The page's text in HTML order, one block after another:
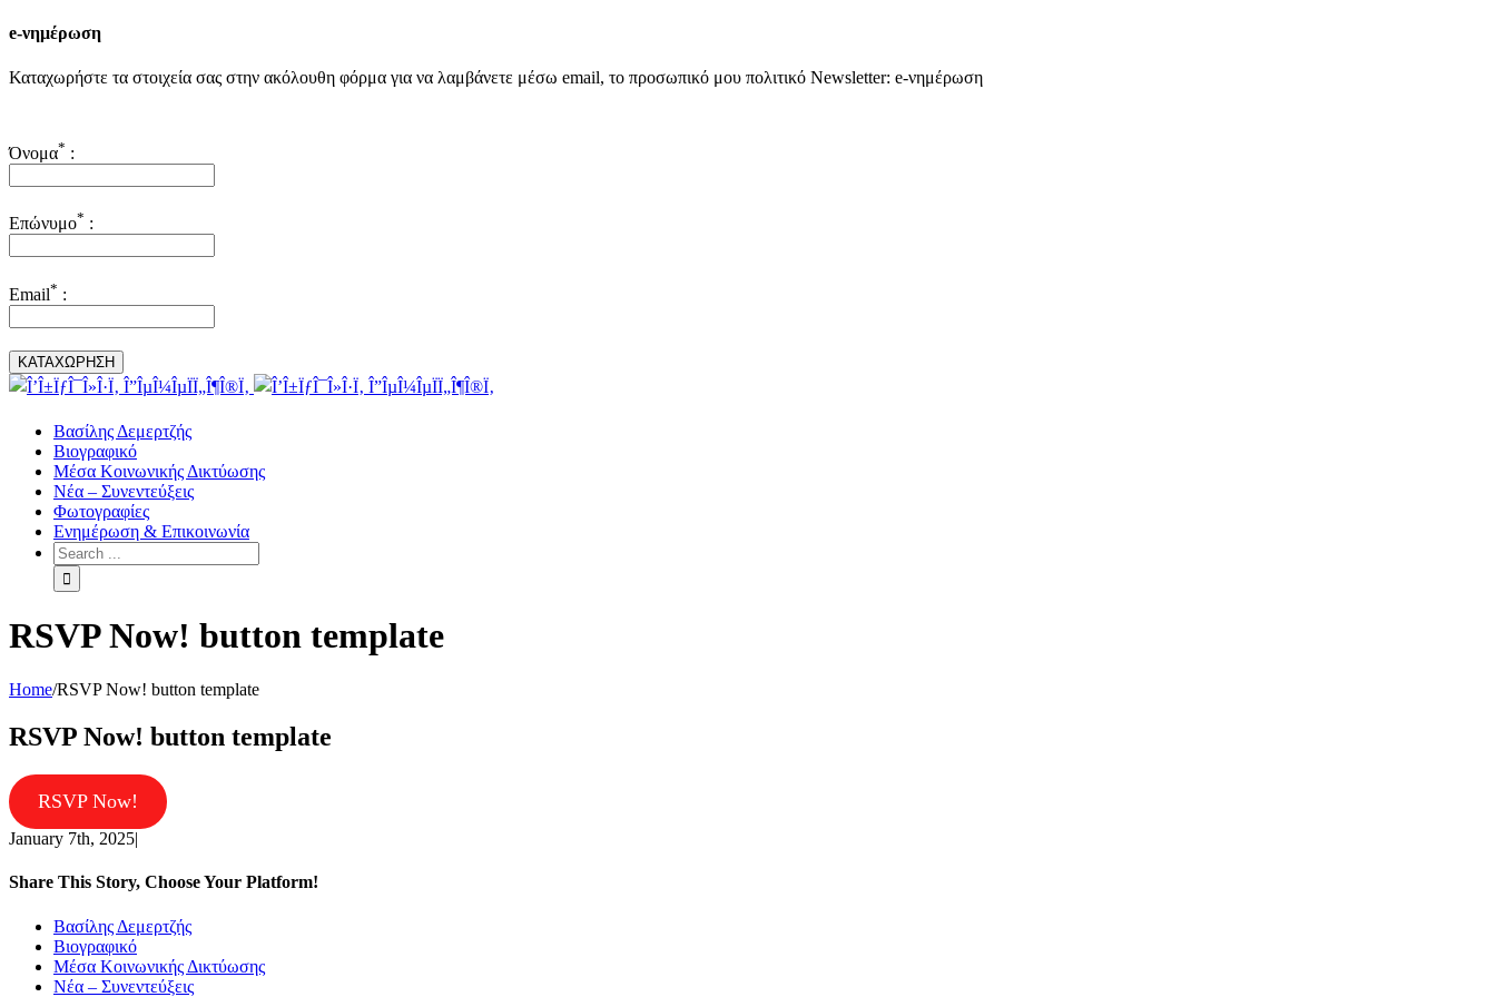
e-νημέρωση
Καταχωρήστε τα στοιχεία σας στην ακόλουθη φόρμα για να λαμβάνετε μέσω email, το προσωπικό μου πολιτικό Newsletter: e-νημέρωση
Όνομα* :
Επώνυμο* :
Email* :
Toggle
Facebook
Βασίλης Δεμερτζής
Βιογραφικό
Μέσα Κοινωνικής Δικτύωσης
Νέα – Συνεντεύξεις
Φωτογραφίες
Ενημέρωση & Επικοινωνία
RSVP Now! button template
Home/RSVP Now! button template
RSVP Now! button template
RSVP Now!
January 7th, 2025|
Share This Story, Choose Your Platform!
Facebook
Twitter
Linkedin
Reddit
Tumblr
Google+
Pinterest
Email
Βασίλης Δεμερτζής
Βιογραφικό
Μέσα Κοινωνικής Δικτύωσης
Νέα – Συνεντεύξεις